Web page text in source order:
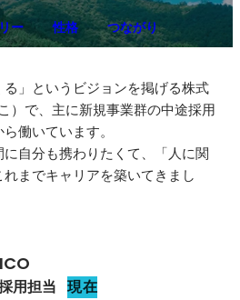
ー 性格 つながり
る」というビジョンを掲げる株式
）で、主に新規事業群の中途採用
働いています。
自分も携わりたくて、「人に関
までキャリアを築いてきまし
用担当 現在